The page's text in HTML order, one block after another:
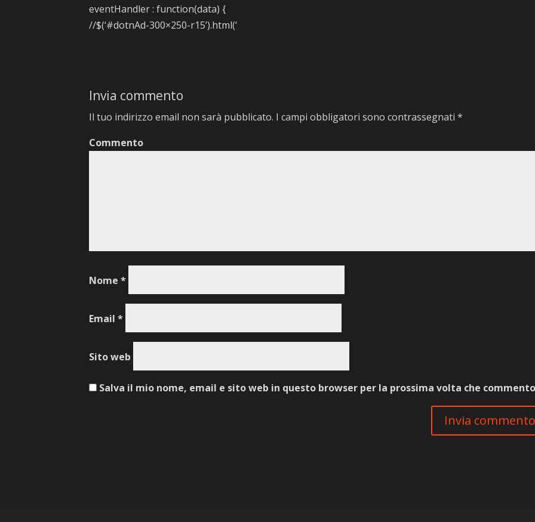
eventHandler : function(data) {
//$(‘#dotnAd-300×250-r15’).html(‘
Invia commento
Il tuo indirizzo email non sarà pubblicato. I campi obbligatori sono contrassegnati*
Commento
Nome*
Email*
Sito web
Salva il mio nome, email e sito web in questo browser per la prossima volta che